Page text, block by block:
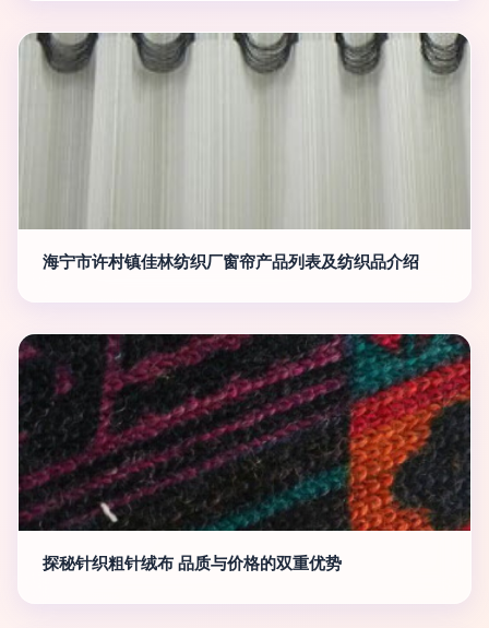
海宁市许村镇佳林纺织厂窗帘产品列表及纺织品介绍
探秘针织粗针绒布 品质与价格的双重优势